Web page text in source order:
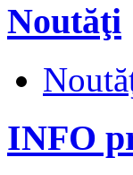
Noutăţi
INFO